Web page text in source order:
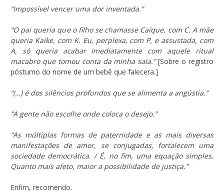
“Impossível vencer uma dor inventada.”
“O pai queria que o filho se chamasse Caíque, com C. A mãe
queria Kaíke, com K. Eu, perplexa, com P, e assustada, com
A, só queria acabar imediatamente com aquele ritual
macabro que tomou conta da minha sala.”[Sobre o registro
póstumo do nome de um bebê que falecera.]
“(…) é dos silêncios profundos que se alimenta a angústia.”
“A gente não escolhe onde coloca o desejo.”
“As múltiplas formas de paternidade e as mais diversas
manifestações de amor, se conjugadas, fortalecem uma
sociedade democrática. / É, no fim, uma equação simples.
Quanto mais afeto, maior a possibilidade de justiça.”
Enfim, recomendo.